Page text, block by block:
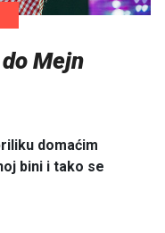
Mejn
domaćim
bini i tako se